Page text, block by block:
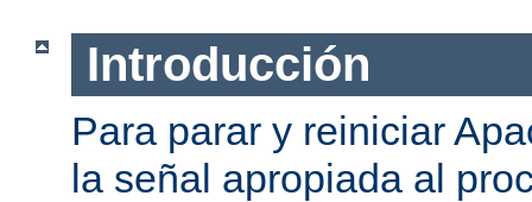
Introducción
Para parar y reiniciar
la señal apropiada al